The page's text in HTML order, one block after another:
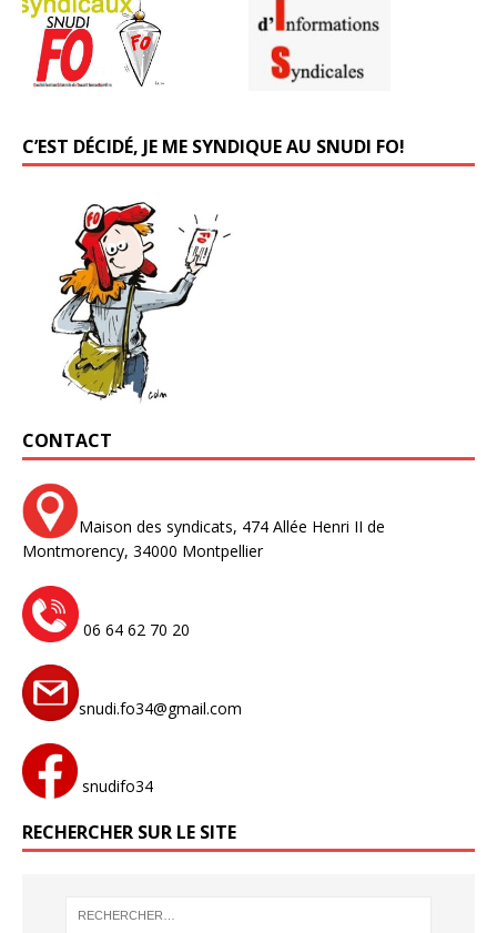
C’EST DÉCIDÉ, JE ME SYNDIQUE AU SNUDI FO!
CONTACT
Maison des syndicats, 474 Allée Henri II de
Montmorency, 34000 Montpellier
06 64 62 70 20
snudi.fo34@gmail.com
snudifo34
RECHERCHER SUR LE SITE